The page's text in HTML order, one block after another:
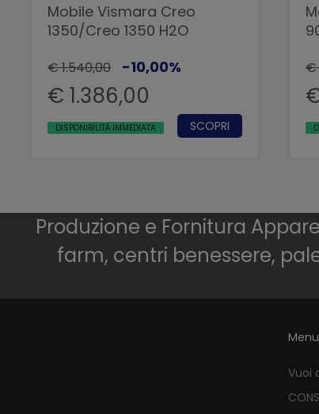
Mobile Vismara Creo
1350/Creo 1350 H2O
€ 1.540,00 -10,00%
€ 1.386,00
DISPONIBILITÀ IMMEDIATA SCOPRI
€
Produzione e Fornitura
farm, centri benessere,
Menu
Vuoi